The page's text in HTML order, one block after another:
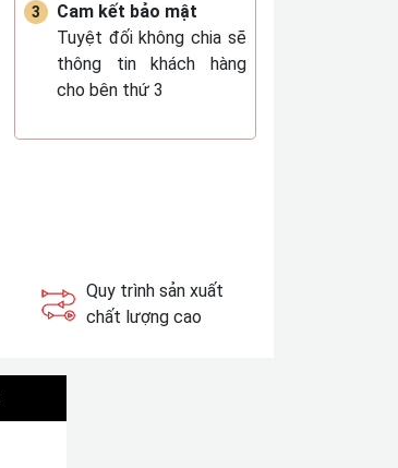
Cam kết bảo mật
Tuyệt đối không chia sẽ
thông tin khách hàng
cho bên thứ 3
Quy trình sản xuất
chất lượng cao